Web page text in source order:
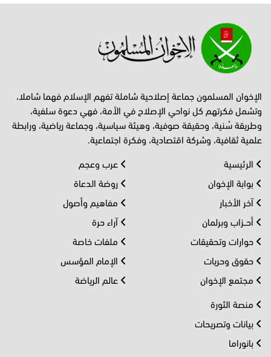
الإخوان المسلمون جماعة إصلاحية شاملة تفهم الإسلام فهما شاملا،
وتشمل فكرتهم كل نواحي الإصلاح في الأمة، فهي دعوة سلفية،
وطريقة سُنية، وحقيقة صوفية، وهيئة سياسية، وجماعة رياضية، ورابطة
علمية ثقافية، وشركة اقتصادية، وفكرة اجتماعية.
الرئيسية
بوابة الإخوان
آخر الأخبار
أحــزاب وبرلمان
حوارات وتحقيقات
حقوق وحريات
مجتمع الإخوان
عرب وعجم
روضة الدعاة
مفاهيم وأصول
آراء حرة
ملفات خاصة
الإمام المؤسس
عالم الرياضة
منصة الثورة
بيانات وتصريحات
بانوراما